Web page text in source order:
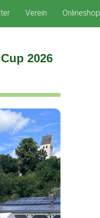
Verein Onlineshop
2026